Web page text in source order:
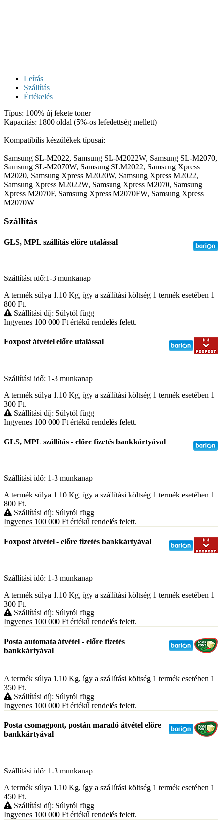
Leírás
Szállítás
Értékelés
Típus: 100% új fekete toner
Kapacitás: 1800 oldal (5%-os lefedettség mellett)
Kompatibilis készülékek típusai:
Samsung SL-M2022, Samsung SL-M2022W, Samsung SL-M2070,
Samsung SL-M2070W, Samsung SLM2022, Samsung Xpress
M2020, Samsung Xpress M2020W, Samsung Xpress M2022,
Samsung Xpress M2022W, Samsung Xpress M2070, Samsung
Xpress M2070F, Samsung Xpress M2070FW, Samsung Xpress
M2070W
Szállítás
GLS, MPL szállítás előre utalással
Szállítási idő:1-3 munkanap
A termék súlya 1.10 Kg, így a szállítási költség 1 termék esetében 1
800 Ft.
Szállítási díj: Súlytól függ
Ingyenes 100 000 Ft értékű rendelés felett.
Foxpost átvétel előre utalással
Szállítási idő: 1-3 munkanap
A termék súlya 1.10 Kg, így a szállítási költség 1 termék esetében 1
300 Ft.
Szállítási díj: Súlytól függ
Ingyenes 100 000 Ft értékű rendelés felett.
GLS, MPL szállítás - előre fizetés bankkártyával
Szállítási idő: 1-3 munkanap
A termék súlya 1.10 Kg, így a szállítási költség 1 termék esetében 1
800 Ft.
Szállítási díj: Súlytól függ
Ingyenes 100 000 Ft értékű rendelés felett.
Foxpost átvétel - előre fizetés bankkártyával
Szállítási idő: 1-3 munkanap
A termék súlya 1.10 Kg, így a szállítási költség 1 termék esetében 1
300 Ft.
Szállítási díj: Súlytól függ
Ingyenes 100 000 Ft értékű rendelés felett.
Posta automata átvétel - előre fizetés
bankkártyával
A termék súlya 1.10 Kg, így a szállítási költség 1 termék esetében 1
350 Ft.
Szállítási díj: Súlytól függ
Ingyenes 100 000 Ft értékű rendelés felett.
Posta csomagpont, postán maradó átvétel előre
bankkártyával
Szállítási idő: 1-3 munkanap
A termék súlya 1.10 Kg, így a szállítási költség 1 termék esetében 1
450 Ft.
Szállítási díj: Súlytól függ
Ingyenes 100 000 Ft értékű rendelés felett.